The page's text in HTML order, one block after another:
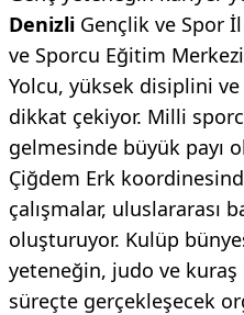
Denizli Gençlik ve Spor
ve Sporcu Eğitim
Yolcu, yüksek disiplini
dikkat çekiyor. Milli
gelmesinde büyük payı
Çiğdem Erk
çalışmalar, uluslararası
oluşturuyor. Kulüp
yeteneğin, judo ve kuraş
süreçte gerçekleşecek